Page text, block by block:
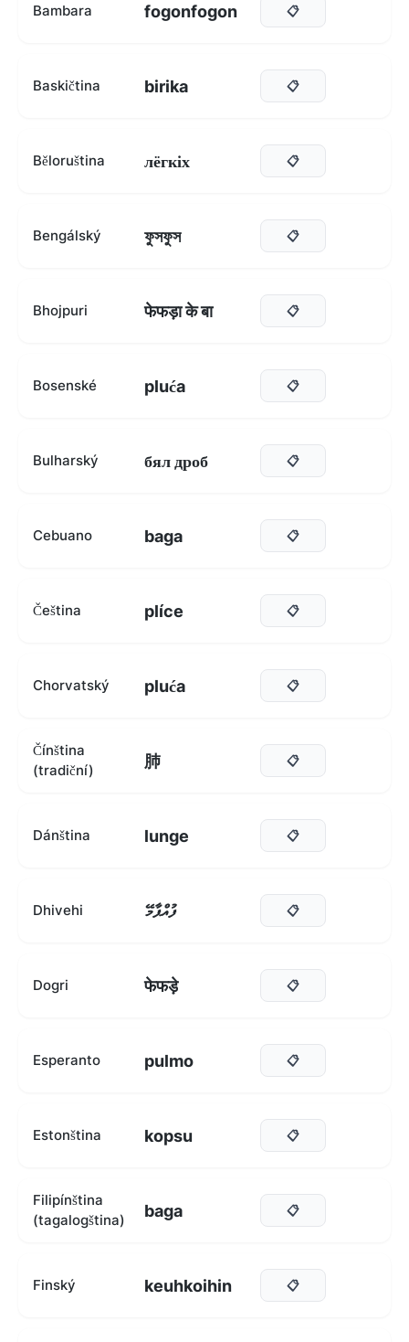
Bambara fogonfogon 📋
Baskičtina birika 📋
Běloruština лёгкіх 📋
Bengálský ফুসফুস 📋
Bhojpuri फेफड़ा के बा 📋
Bosenské pluća 📋
Bulharský бял дроб 📋
Cebuano baga 📋
Čeština plíce 📋
Chorvatský pluća 📋
Čínština
(tradiční)
肺 📋
Dánština lunge 📋
Dhivehi ފުއްޕާމޭ 📋
Dogri फेफड़े 📋
Esperanto pulmo 📋
Estonština kopsu 📋
Filipínština
(tagalogština)
baga 📋
Finský keuhkoihin 📋